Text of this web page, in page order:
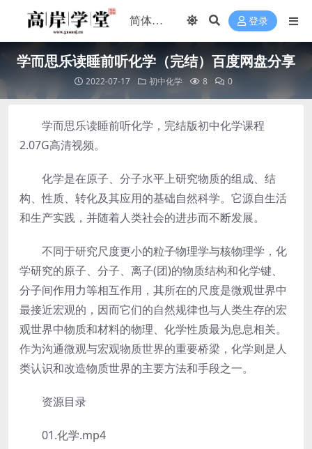
登录
学而思乐读睡前听化学（完结）百度网盘分享
2022-07-17 初中化学 8 0
学而思乐读睡前听化学，完结版初中化学课程
2.07G高清视频。
化学是在原子、分子水平上研究物质的组成、结
构、性质、转化及其应用的基础自然科学。它源自生活
和生产实践，并随着人类社会的进步而不断发展。
不同于研究尺度更小的粒子物理学与核物理学，化
学研究的原子、分子、离子(团)的物质结构和化学键、
分子间作用力等相互作用，其所在的尺度是微观世界中
最接近宏观的，因而它们的自然规律也与人类生存的宏
观世界中物质和材料的物理、化学性质最为息息相关。
作为沟通微观与宏观物质世界的重要桥梁，化学则是人
类认识和改造物质世界的主要方法和手段之一。
资源目录
01.化学.mp4